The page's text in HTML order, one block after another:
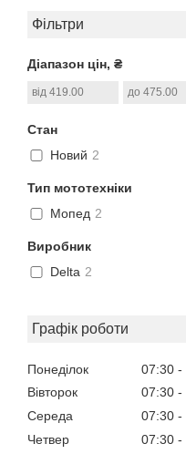
Фільтри
Діапазон цін, ₴
Стан
Новий 2
Тип мототехніки
Мопед 2
Виробник
Delta 2
Графік роботи
Понеділок 07:30
Вівторок
07:30
Середа
07:30
Четвер
07:30